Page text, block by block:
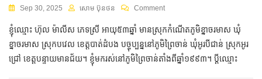
Sep 30, 2025 សោម ប៊ុនថន Comment
ខ្ញុំឈ្មោះ ហ៊ុល ម៉ាលីស ភេទស្រី អាយុ៥៣ឆ្នាំ មានស្រុកកំណើតភូមិខ្នាចរមាស ឃុំ
ខ្នាចរមាស ស្រុកបវេល ខេត្តបាត់ដំបង បច្ចុប្បន្ននៅភូមិព្រៃចាន់ ឃុំអូរបីជាន់ ស្រុកអូរ
ជ្រៅ ខេត្តបន្ទាយមានជ័យ។ ខ្ញុំមករស់នៅភូមិព្រៃចាន់តាំងពីឆ្នាំ១៩៩៣។ ប្តីឈ្មោះ